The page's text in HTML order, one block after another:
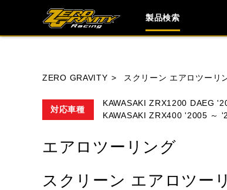
製品検索
ZERO GRAVITY スクリーン エアロツーリ
対応車種
KAWASAKI ZRX1200 DAEG
KAWASAKI ZRX400 '2005 ～
エアロツーリング
スクリーン エアロツー